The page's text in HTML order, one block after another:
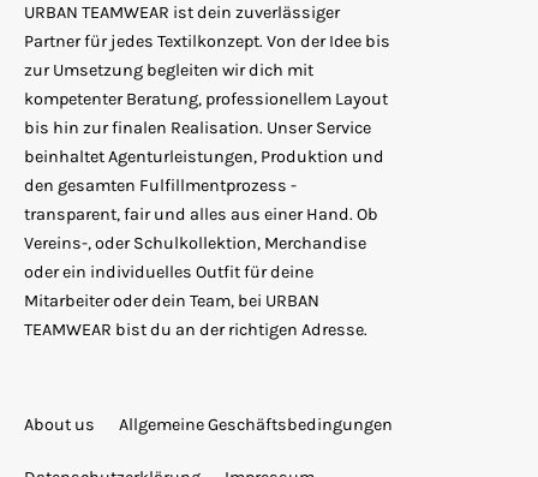
URBAN TEAMWEAR ist dein zuverlässiger
Partner für jedes Textilkonzept. Von der Idee bis
zur Umsetzung begleiten wir dich mit
kompetenter Beratung, professionellem Layout
bis hin zur finalen Realisation. Unser Service
beinhaltet Agenturleistungen, Produktion und
den gesamten Fulfillmentprozess -
transparent, fair und alles aus einer Hand. Ob
Vereins-, oder Schulkollektion, Merchandise
oder ein individuelles Outfit für deine
Mitarbeiter oder dein Team, bei URBAN
TEAMWEAR bist du an der richtigen Adresse.
About us Allgemeine Geschäftsbedingungen